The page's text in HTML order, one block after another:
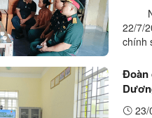
22/7/
chính
Đoàn
sách
23/